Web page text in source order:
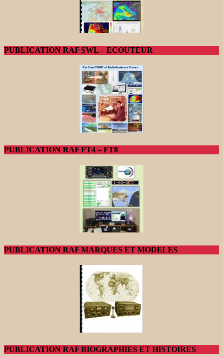
PUBLICATION RAF SWL – ECOUTEUR
PUBLICATION RAF FT4 – FT8
PUBLICATION RAF MARQUES ET MODELES
PUBLICATION RAF BIOGRAPHIES ET HISTOIRES